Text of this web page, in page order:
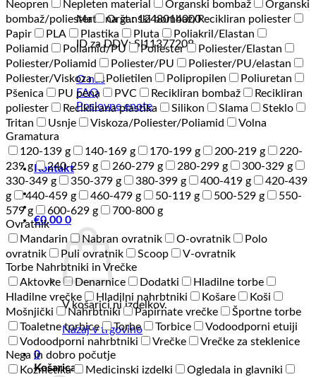
Matična št.: 1248014000
ID za DDV: SI11377208
O nas
FAQ
Poslovne enote
Kontakt
€0,00 0
V košarici ni izdelkov.
Nazaj v trgovino
0
Košarica
Neopren
Nepleten material Organski bombaž
Organski
bombaž/poliester
Organski bombaž/Recikliran poliester
Papir
PLA Plastika Pluta
Poliakril/Elastan
Poliamid
Poliamid/PU Poliester
Poliester/Elastan
Poliester/Poliamid
Poliester/PU
Poliester/PU/elastan
Poliester/Viskoza
Polietilen Polipropilen
Poliuretan
Pšenica
PU pena PVC Recikliran bombaž
Recikliran
poliester
Reciklirana plastika Silikon Slama
Steklo
Tritan
Usnje Viskoza/Poliester/Poliamid
Volna
Gramatura
120-139 g
140-169 g 170-199 g 200-219 g
220-
239 g
240-259 g 260-279 g 280-299 g
300-329 g
330-349 g
350-379 g 380-399 g 400-419 g
420-439
g
440-459 g 460-479 g 50-119 g 500-529 g
550-
579 g
600-629 g
700-800 g
Ovratnik
Mandarin
Nabran ovratnik O-ovratnik
Polo
ovratnik
Puli ovratnik Scoop
V-ovratnik
Torbe Nahrbtniki in Vrečke
Aktovke
Denarnice Dodatki
Hladilne torbe
Hladilne vrečke
Hladilni nahrbtniki Košare
Koši
Mošnjički
Nahrbtniki Papirnate vrečke
Športne torbe
Toaletne torbice
Torbe Torbice
Vodoodporni etuiji
Vodoodporni nahrbtniki
Vrečke
Vrečke za steklenice
Nega in dobro počutje
Kozmetika
Medicinski izdelki
Ogledala in glavniki